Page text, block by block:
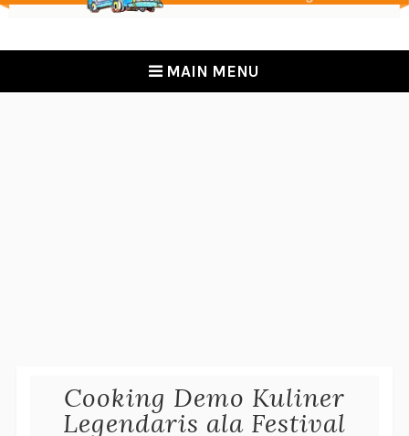
MAIN MENU
Cooking Demo Kuliner
Legendaris ala Festival